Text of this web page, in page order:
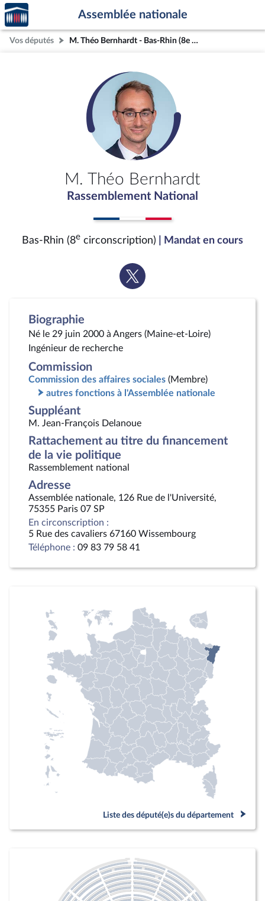
Aller au contenu
Aller en bas de la page
Accèder
à la
page
d'accueil
Assemblée nationale
Vos députés M. Théo Bernhardt - Bas-Rhin (8e circonscription)
M. Théo Bernhardt
Rassemblement National
Bas-Rhin (8e circonscription) | Mandat en cours
Voir
la
Biographie
Né le 29 juin 2000 à Angers (Maine-et-Loire)
Ingénieur de recherche
Commission
Commission des affaires sociales (Membre)
autres fonctions à l'Assemblée nationale
Suppléant
M. Jean-François Delanoue
Rattachement au titre du financement
de la vie politique
Rassemblement national
Adresse
Assemblée nationale, 126 Rue de l'Université,
75355 Paris 07 SP
En circonscription :
5 Rue des cavaliers 67160 Wissembourg
Téléphone : 09 83 79 58 41
Liste des député(e)s du département